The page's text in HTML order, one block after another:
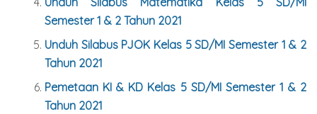
Semester 1 & 2 Tahun 2021
Unduh Silabus PJOK Kelas 5SD/MI Semester 1 & 2
Tahun 2021
Pemetaan KI & KD Kelas 5 SD/MI Semester 1 & 2
Tahun 2021